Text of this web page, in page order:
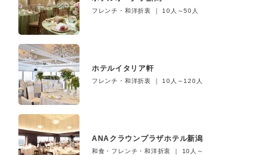
フレンチ・和洋折衷 ｜ 10人～50人
ホテルイタリア軒
フレンチ・和洋折衷 ｜ 10人～120人
ANAクラウンプラザホテル新潟
和食・フレンチ・和洋折衷 ｜ 10人～